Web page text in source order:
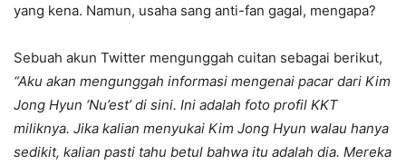
yang kena. Namun, usaha sang anti-fan gagal, mengapa?
Sebuah akun Twitter mengunggah cuitan sebagai berikut,
“Aku akan mengunggah informasi mengenai pacar dari Kim
Jong Hyun ‘Nu’est’ di sini. Ini adalah foto profil KKT
miliknya. Jika kalian menyukai Kim Jong Hyun walau hanya
sedikit, kalian pasti tahu betul bahwa itu adalah dia. Mereka